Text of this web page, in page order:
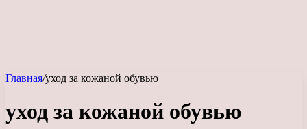
Главная/уход за кожаной обувью
уход за кожаной обувью